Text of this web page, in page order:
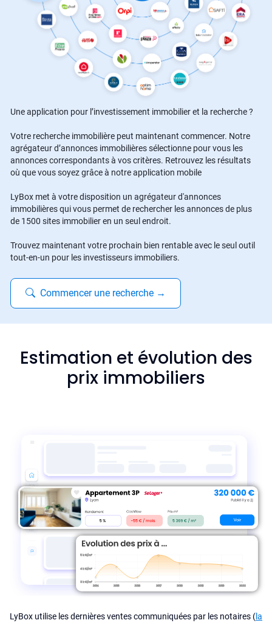
Une application pour l’investissement immobilier et la recherche ?
Votre recherche immobilière peut maintenant commencer. Notre
agrégateur d’annonces immobilières sélectionne pour vous les
annonces correspondants à vos critères. Retrouvez les résultats
où que vous soyez grâce à notre application mobile
LyBox met à votre disposition un agrégateur d'annonces
immobilières qui vous permet de rechercher les annonces de plus
de 1500 sites immobilier en un seul endroit.
Trouvez maintenant votre prochain bien rentable avec le seul outil
tout-en-un pour les investisseurs immobiliers.
Commencer une recherche →
Estimation et évolution des
prix immobiliers
LyBox utilise les dernières ventes communiquées par les notaires (la